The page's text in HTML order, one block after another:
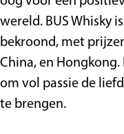
wereld. BUS Whisky
bekroond, met
China, en
om vol passie de
te brengen.